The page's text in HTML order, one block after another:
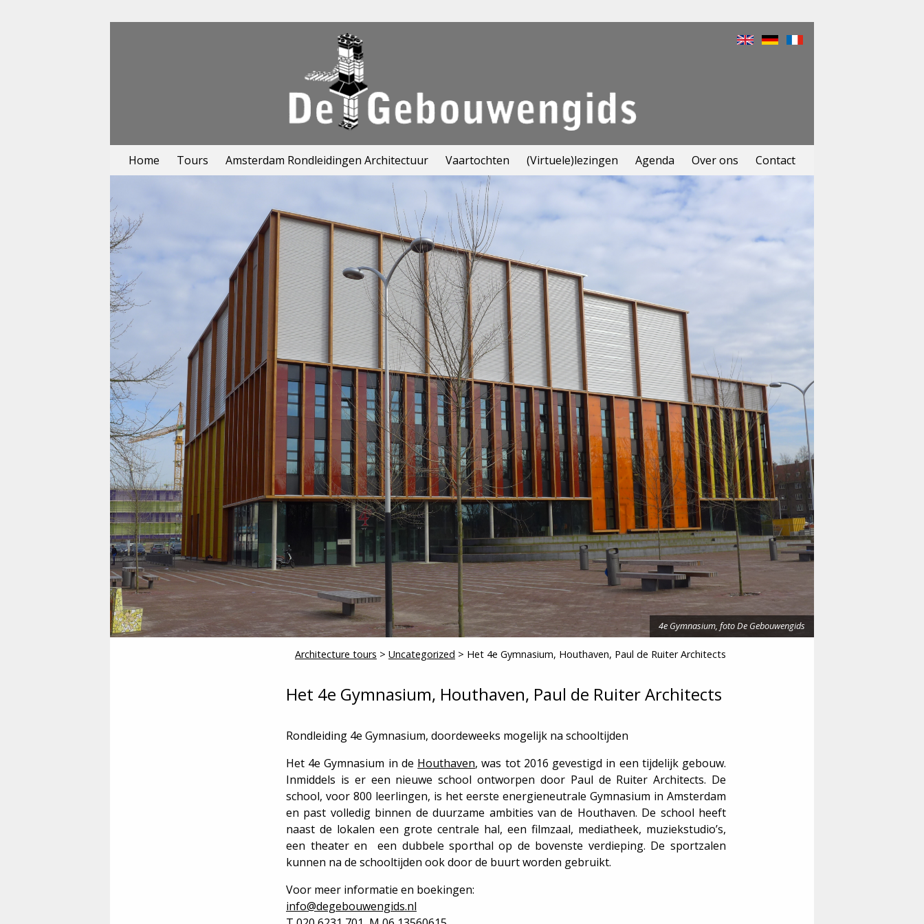
Home Tours Amsterdam Rondleidingen Architectuur Vaartochten (Virtuele)lezingen Agenda Over ons Contact
4e Gymnasium, foto De Gebouwengids
Architecture tours > Uncategorized > Het 4e Gymnasium, Houthaven, Paul de Ruiter Architects
Het 4e Gymnasium, Houthaven, Paul de Ruiter Architects
Rondleiding 4e Gymnasium, doordeweeks mogelijk na schooltijden
Het 4e Gymnasium in de Houthaven, was tot 2016 gevestigd in een tijdelijk gebouw.
Inmiddels is er een nieuwe school ontworpen door Paul de Ruiter Architects. De
school, voor 800 leerlingen, is het eerste energieneutrale Gymnasium in Amsterdam
en past volledig binnen de duurzame ambities van de Houthaven. De school heeft
naast de lokalen een grote centrale hal, een filmzaal, mediatheek, muziekstudio’s,
een theater en een dubbele sporthal op de bovenste verdieping. De sportzalen
kunnen na de schooltijden ook door de buurt worden gebruikt.
Voor meer informatie en boekingen:
info@degebouwengids.nl